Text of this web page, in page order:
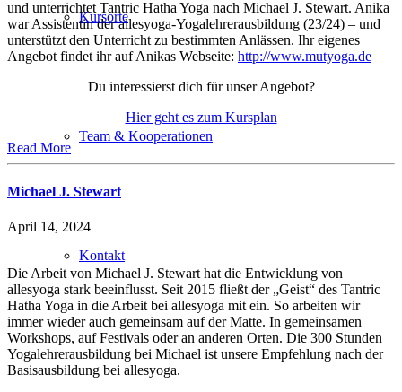
Kursorte
Team & Kooperationen
Kontakt
und unterrichtet Tantric Hatha Yoga nach Michael J. Stewart. Anika
war Assistentin der allesyoga-Yogalehrerausbildung (23/24) – und
unterstützt den Unterricht zu bestimmten Anlässen. Ihr eigenes
Angebot findet ihr auf Anikas Webseite: http://www.mutyoga.de
Du interessierst dich für unser Angebot?
Hier geht es zum Kursplan
Read More
Michael J. Stewart
April 14, 2024
Die Arbeit von Michael J. Stewart hat die Entwicklung von
allesyoga stark beeinflusst. Seit 2015 fließt der „Geist“ des Tantric
Hatha Yoga in die Arbeit bei allesyoga mit ein. So arbeiten wir
immer wieder auch gemeinsam auf der Matte. In gemeinsamen
Workshops, auf Festivals oder an anderen Orten. Die 300 Stunden
Yogalehrerausbildung bei Michael ist unsere Empfehlung nach der
Basisausbildung bei allesyoga.